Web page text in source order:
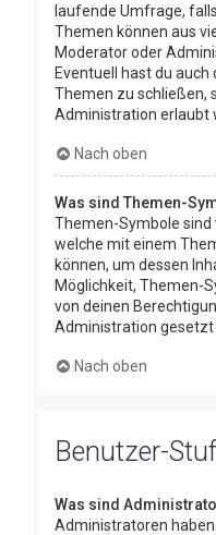
laufende Umfrage,
Themen können aus
Moderator oder
Eventuell hast du
Themen zu schließen,
Administration erlaubt
Nach oben
Was sind Themen-
Themen-Symbole sind
welche mit einem
können, um dessen
Möglichkeit, Themen-
von deinen
Administration gesetzt
Nach oben
Benutzer-
Was sind
Administratoren